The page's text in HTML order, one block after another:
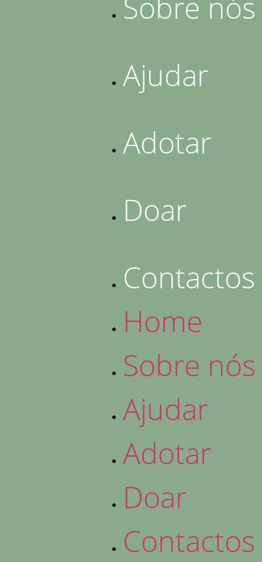
Ajudar
Adotar
Doar
Contactos
Home
Sobre nós
Ajudar
Adotar
Doar
Contactos